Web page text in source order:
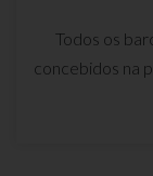
Todos os
concebidos na